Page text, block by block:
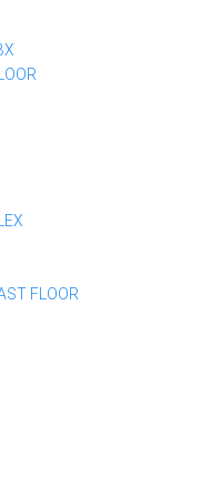
FLOOR